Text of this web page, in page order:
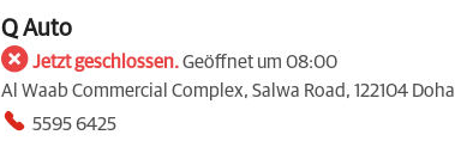
Q Auto
Jetzt geschlossen.Geöffnet um 08:00
Al Waab Commercial Complex, Salwa Road, 122104 Doha
5595 6425